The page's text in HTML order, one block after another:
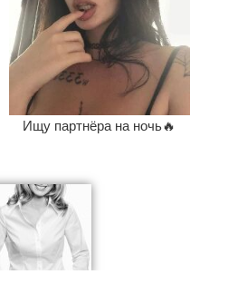
Ищу партнёра на ночь🔥